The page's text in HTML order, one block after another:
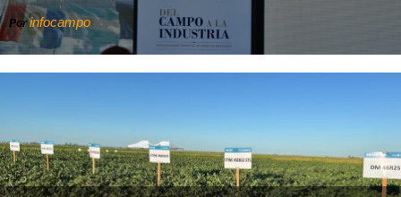
Porinfocampo